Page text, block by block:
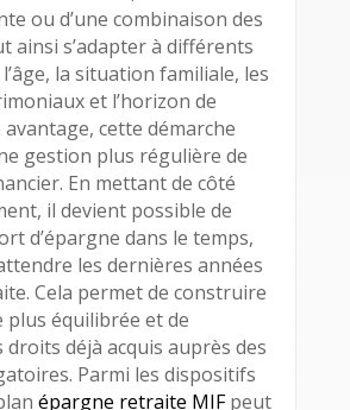
ou d’une combinaison des
ainsi s’adapter à différents
la situation familiale, les
et l’horizon de
cette démarche
gestion plus régulière de
En mettant de côté
il devient possible de
d’épargne dans le temps,
les dernières années
Cela permet de construire
équilibrée et de
déjà acquis auprès des
Parmi les dispositifs
épargne retraite MIFpeut